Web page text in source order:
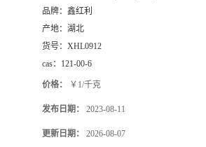
品牌： 鑫红利
产地： 湖北
货号： XHL0912
cas： 121-00-6
价格： ￥1/千克
发布日期： 2023-08-11
更新日期： 2026-08-07